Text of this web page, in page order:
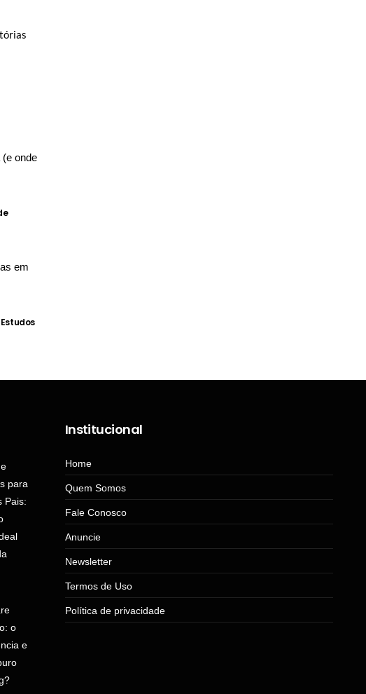
Institucional
Home
Quem Somos
Fale Conosco
Anuncie
Newsletter
Termos de Uso
Política de privacidade